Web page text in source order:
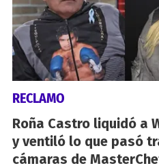
RECLAMO
Roña Castro liquidó a
y ventiló lo que pasó
cámaras de